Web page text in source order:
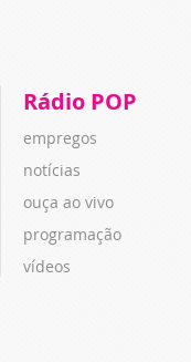
Rádio POP
empregos
notícias
ouça ao vivo
programação
vídeos